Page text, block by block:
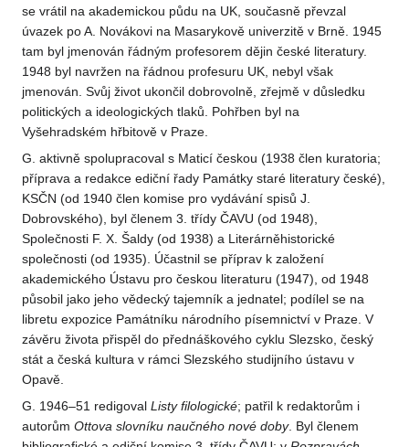
se vrátil na akademickou půdu na UK, současně převzal
úvazek po A. Novákovi na Masarykově univerzitě v Brně. 1945
tam byl jmenován řádným profesorem dějin české literatury.
1948 byl navržen na řádnou profesuru UK, nebyl však
jmenován. Svůj život ukončil dobrovolně, zřejmě v důsledku
politických a ideologických tlaků. Pohřben byl na
Vyšehradském hřbitově v Praze.
G. aktivně spolupracoval s Maticí českou (1938 člen kuratoria;
příprava a redakce ediční řady Památky staré literatury české),
KSČN (od 1940 člen komise pro vydávání spisů J.
Dobrovského), byl členem 3. třídy ČAVU (od 1948),
Společnosti F. X. Šaldy (od 1938) a Literárněhistorické
společnosti (od 1935). Účastnil se příprav k založení
akademického Ústavu pro českou literaturu (1947), od 1948
působil jako jeho vědecký tajemník a jednatel; podílel se na
libretu expozice Památníku národního písemnictví v Praze. V
závěru života přispěl do přednáškového cyklu Slezsko, český
stát a česká kultura v rámci Slezského studijního ústavu v
Opavě.
G. 1946–51 redigoval Listy filologické; patřil k redaktorům i
autorům Ottova slovníku naučného nové doby. Byl členem